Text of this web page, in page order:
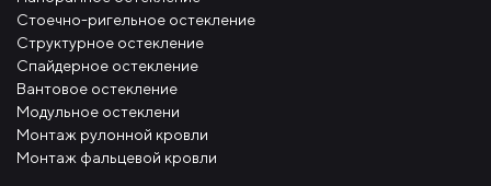
Стоечно-ригельное остекление
Структурное остекление
Спайдерное остекление
Вантовое остекление
Модульное остеклени
Монтаж рулонной кровли
Монтаж фальцевой кровли